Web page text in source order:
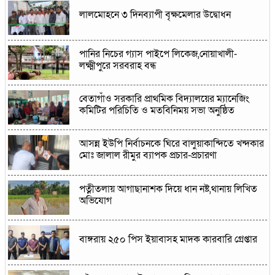
লালমোহনে ৩ দিনব্যাপী বৃক্ষমেলার উদ্বোধন
পানির নিচের গ্যাস পাইপে লিকেজ,নোয়াখালী-
লক্ষ্মীপুরে সরবরাহ বন্ধ
বেতাগাঁও সরকারি প্রাথমিক বিদ্যালয়ের ম্যানেজিং
কমিটির পরিচিতি ও মতবিনিময় সভা অনুষ্ঠিত
আসন্ন ইউপি নির্বাচনকে ঘিরে বালুয়াকান্দিতে খন্দকার
মোঃ জালাল রীমুর ব্যাপক প্রচার-প্রচারণা
পত্নীতলায় আগাছানাশক দিয়ে ধান নষ্ট,থানায় লিখিত
অভিযোগ
বাঙ্গরায় ২৫০ পিস ইয়াবাসহ মাদক কারবারি গ্রেপ্তার